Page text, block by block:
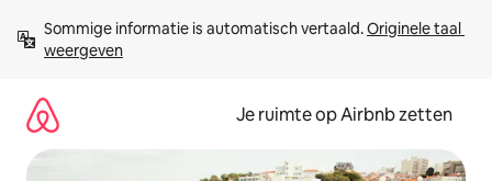
direct
naar
Sommige informatie is automatisch vertaald. Originele taal
weergeven
Je ruimte op Airbnb zetten